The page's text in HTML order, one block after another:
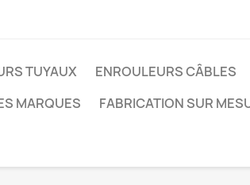
TUYAUX ENROULEURS CÂBLES
MARQUES
FABRICATION SUR